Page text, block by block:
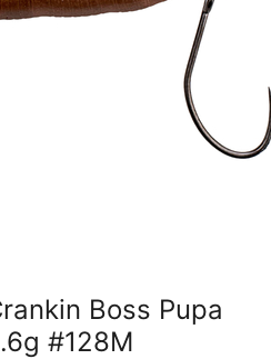
Boss Pupa
#128M